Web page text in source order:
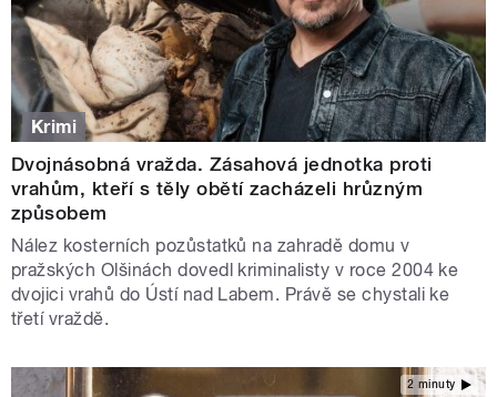
Krimi
Dvojnásobná vražda. Zásahová jednotka proti
vrahům, kteří s těly obětí zacházeli hrůzným
způsobem
Nález kosterních pozůstatků na zahradě domu v
pražských Olšinách dovedl kriminalisty v roce 2004 ke
dvojici vrahů do Ústí nad Labem. Právě se chystali ke
třetí vraždě.
2 minuty